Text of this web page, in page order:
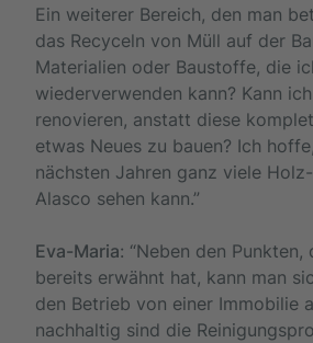
Ein weiterer Bereich, den man
das Recyceln von Müll auf der
Materialien oder Baustoffe, die
wiederverwenden kann? Kann
renovieren, anstatt diese
etwas Neues zu bauen? Ich
nächsten Jahren ganz viele
Alasco sehen kann.”
Eva-Maria: “Neben den Punkten,
bereits erwähnt hat, kann man
den Betrieb von einer Immobilie
nachhaltig sind die